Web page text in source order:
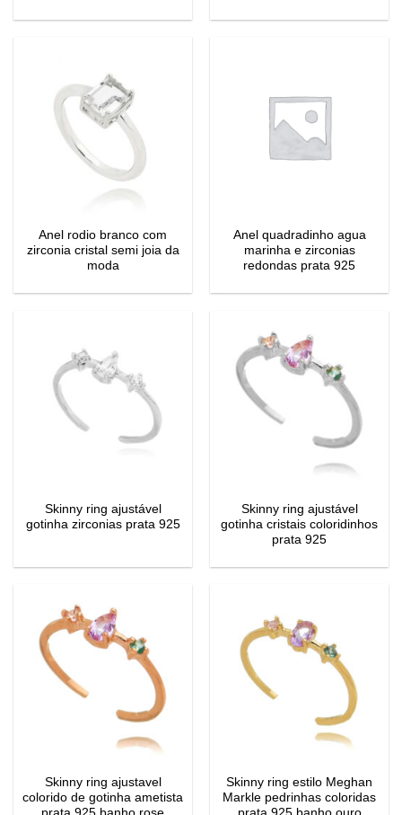
Anel rodio branco com
zirconia cristal semi joia da
moda
Anel quadradinho agua
marinha e zirconias
redondas prata 925
Skinny ring ajustável
gotinha zirconias prata 925
Skinny ring ajustável
gotinha cristais coloridinhos
prata 925
Skinny ring ajustavel
colorido de gotinha ametista
Skinny ring estilo Meghan
Markle pedrinhas coloridas